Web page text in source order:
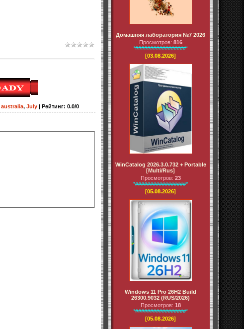
australia, July Рейтинг: 0.0/0
Домашняя лаборатория №7 2026
Просмотров: 816
*#################*
[03.08.2026]
WinCatalog 2026.3.0.732 + Portable
[Multi/Rus]
Просмотров: 23
*#################*
[05.08.2026]
Windows 11 Pro 26H2 Build
26300.9032 (RUS/2026)
Просмотров: 18
*#################*
[05.08.2026]